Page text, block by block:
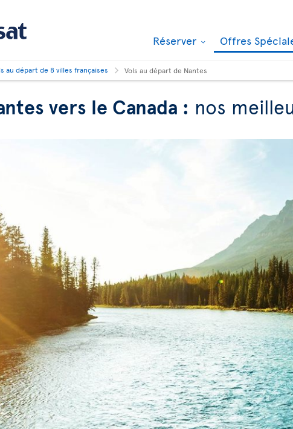
Réserver Offres
au départ de 8 villes françaises Vols au départ de Nantes
vers le Canada : nos